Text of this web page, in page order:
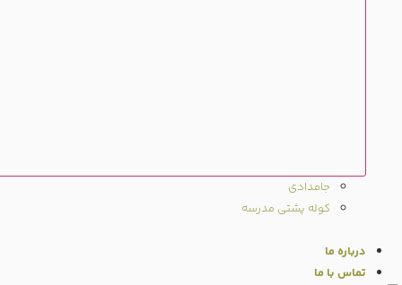
جامدادی
کوله پشتی مدرسه
درباره ما
تماس با ما